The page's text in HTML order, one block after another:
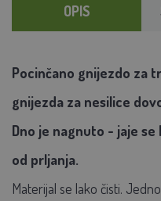
OPIS
Pocinčano gnijezdo za
gnijezda za nesilice
Dno je nagnuto - jaje
od prljanja.
Materijal se lako čisti.